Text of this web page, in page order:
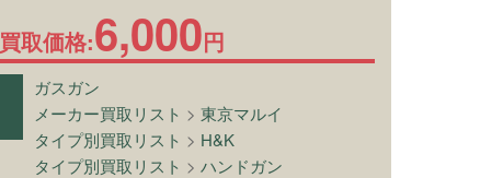
買取価格:6,000円
ガスガン
メーカー買取リスト >東京マルイ
タイプ別買取リスト > H&K
タイプ別買取リスト >ハンドガン